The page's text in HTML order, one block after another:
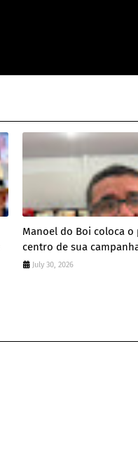
Manoel do Boi coloca
centro de sua
July 30, 2026